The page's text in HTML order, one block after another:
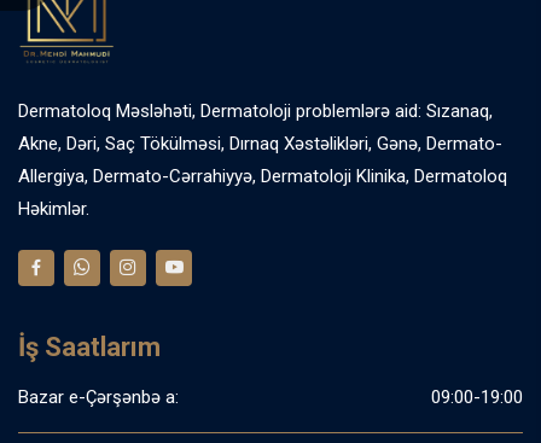
Dermatoloq Məsləhəti, Dermatoloji problemlərə aid: Sızanaq,
Akne, Dəri, Saç Tökülməsi, Dırnaq Xəstəlikləri, Gənə, Dermato-
Allergiya, Dermato-Cərrahiyyə, Dermatoloji Klinika, Dermatoloq
Həkimlər.
İş Saatlarım
Bazar e-Çərşənbə a: 09:00-19:00